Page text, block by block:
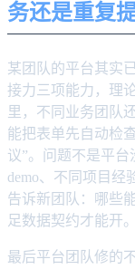
务还是重复
某团队的平台其实
接力三项能力，理
里，不同业务团队
能把表单先自动检
议”。问题不是平
demo、不同项目经
告诉新团队：哪些
足数据契约才能开。
最后平台团队修的